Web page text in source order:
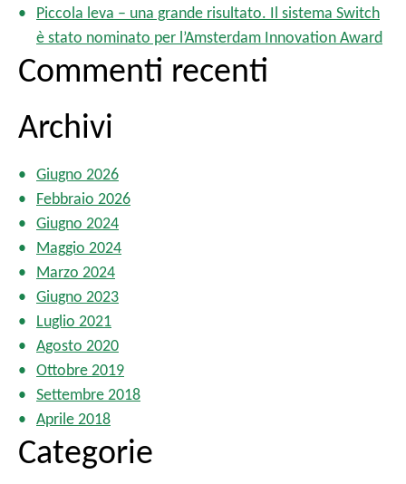
l
a
r
c
l
i
Piccola leva – una grande risultato. Il sistema Switch
è stato nominato per l’Amsterdam Innovation Award
Commenti recenti
Archivi
Giugno 2026
Febbraio 2026
Giugno 2024
Maggio 2024
Marzo 2024
Giugno 2023
Luglio 2021
Agosto 2020
Ottobre 2019
Settembre 2018
Aprile 2018
Categorie